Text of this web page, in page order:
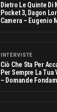
Dietro Le Quinte Di
Pocket 3, Dagon
Camera – Eugenio
INTERVISTE
Ciò Che Sta Per
Per Sempre La Tua
– Domande